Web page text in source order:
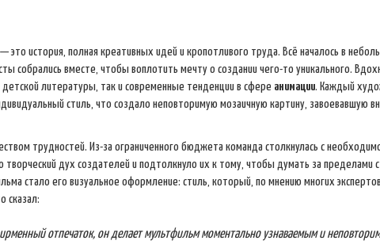
это история, полная креативных идей и кропотливого труда. Всё началось в
собрались вместе, чтобы воплотить мечту о создании чего-то уникального.
детской литературы, так и современные тенденции в сфере анимации. Каждый
стиль, что создало неповторимую мозаичную картину, завоевавшую
трудностей. Из-за ограниченного бюджета команда столкнулась с
дух создателей и подтолкнуло их к тому, чтобы думать за пределами
стало его визуальное оформление: стиль, который, по мнению многих
сказал:
отпечаток, он делает мультфильм моментально узнаваемым и